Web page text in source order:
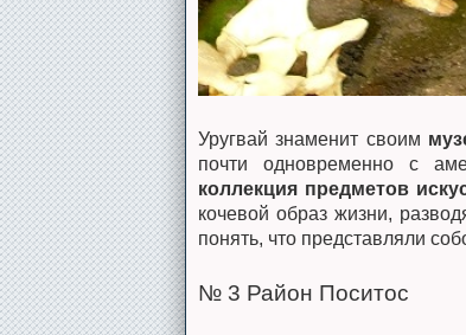
Уругвай знаменит своим
почти одновременно с
коллекция предметов
кочевой образ жизни,
понять, что представляли
№ 3 Район Поситос